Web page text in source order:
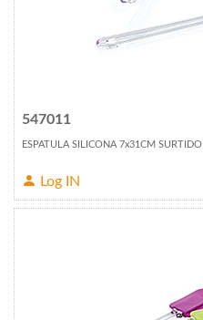
547011
ESPATULA SILICONA 7x31CM SURTIDO
Log IN